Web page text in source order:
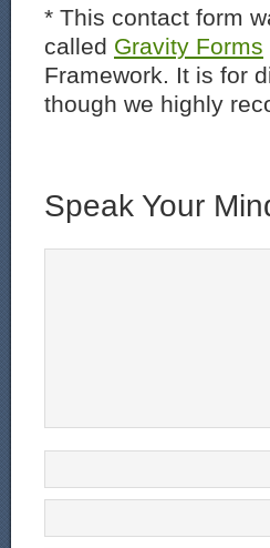
* This contact form
called Gravity Forms
Framework. It is for
though we highly
Speak Your